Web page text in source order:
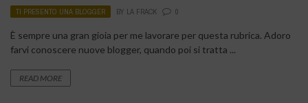
TI PRESENTO UNA BLOGGER BY LA FRACK 0
È sempre una gran gioia per me lavorare per questa rubrica. Adoro
farvi conoscere nuove blogger, quando poi si tratta ...
READ MORE